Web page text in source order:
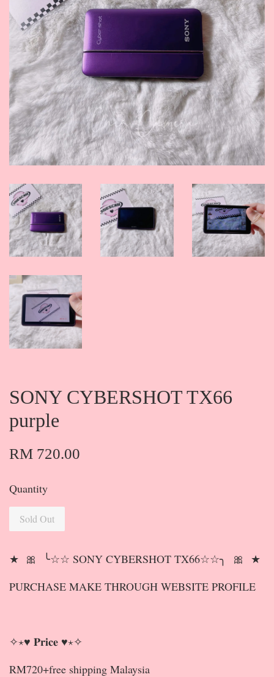
SONY CYBERSHOT TX66
purple
RM 720.00
Quantity
Sold Out
★ 🎀 ╰☆☆ SONY CYBERSHOT TX66☆☆╮ 🎀 ★
PURCHASE MAKE THROUGH WEBSITE PROFILE
✧⋆♥ 𝐏𝐫𝐢𝐜𝐞 ♥⋆✧
RM720+free shipping Malaysia